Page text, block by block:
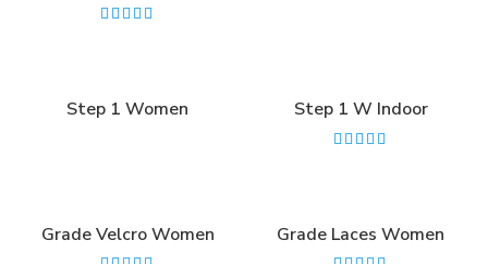
Step 1 Women Step 1 W Indoor
Grade Velcro Women Grade Laces Women